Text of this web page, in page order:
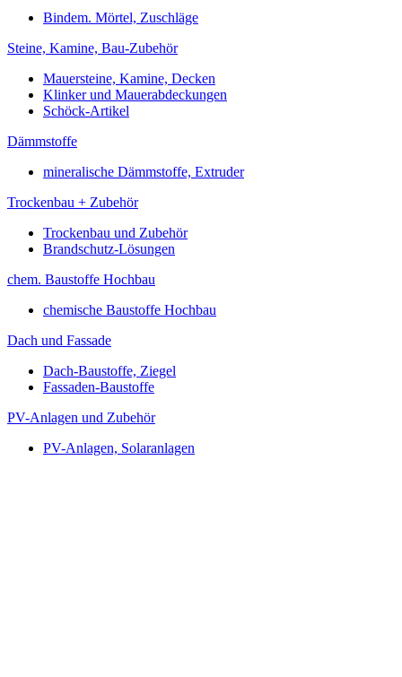
Bindem. Mörtel, Zuschläge
Steine, Kamine, Bau-Zubehör
Mauersteine, Kamine, Decken
Klinker und Mauerabdeckungen
Schöck-Artikel
Dämmstoffe
mineralische Dämmstoffe, Extruder
Trockenbau + Zubehör
Trockenbau und Zubehör
Brandschutz-Lösungen
chem. Baustoffe Hochbau
chemische Baustoffe Hochbau
Dach und Fassade
Dach-Baustoffe, Ziegel
Fassaden-Baustoffe
PV-Anlagen und Zubehör
PV-Anlagen, Solaranlagen